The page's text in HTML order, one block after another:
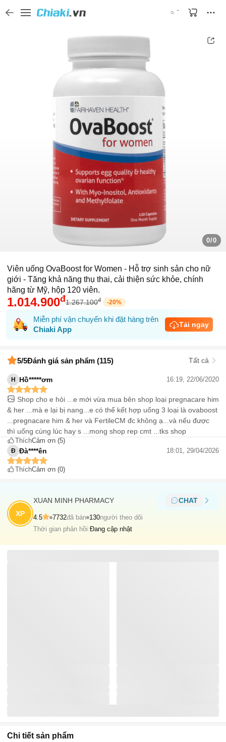
0/0
Viên uống OvaBoost for Women - Hỗ trợ sinh sản cho nữ
giới - Tăng khả năng thụ thai, cải thiện sức khỏe, chính
hãng từ Mỹ, hộp 120 viên.
1.014.900đ1.267.100đ -20%
Miễn phí vận chuyển khi đặt hàng trên
Chiaki App
Tải ngay
5/5Đánh giá sản phẩm (115) Tất cả
H Hồ*****ơm 16:19, 22/06/2020
Shop cho e hỏi ...e mới vừa mua bên shop loại pregnacare him
& her ...mà e lại bị nang...e có thể kết hợp uống 3 loại là ovaboost
...pregnacare him & her và FertileCM đc không ạ...và nếu được
thì uống cùng lúc hay s ...mong shop rep cmt ...tks shop
ThíchCảm ơn (5)
Đ Đà****ên 18:01, 29/04/2026
ThíchCảm ơn (0)
XP
XUAN MINH PHARMACY CHAT
4.5 7732đã bán 130người theo dõi
Thời gian phản hồi:Đang cập nhật
Chi tiết sản phẩm